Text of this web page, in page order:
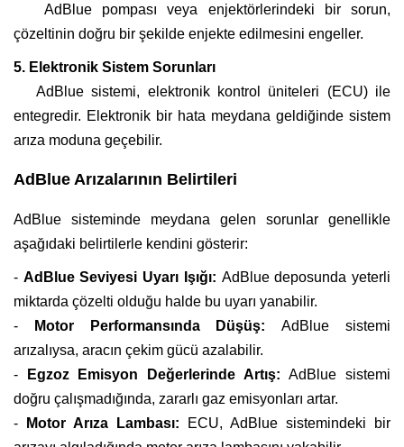
AdBlue pompası veya enjektörlerindeki bir sorun,
çözeltinin doğru bir şekilde enjekte edilmesini engeller.
5. Elektronik Sistem Sorunları
AdBlue sistemi, elektronik kontrol üniteleri (ECU) ile
entegredir. Elektronik bir hata meydana geldiğinde sistem
arıza moduna geçebilir.
AdBlue Arızalarının Belirtileri
AdBlue sisteminde meydana gelen sorunlar genellikle
aşağıdaki belirtilerle kendini gösterir:
- AdBlue Seviyesi Uyarı Işığı: AdBlue deposunda yeterli
miktarda çözelti olduğu halde bu uyarı yanabilir.
-
Motor Performansında Düşüş: AdBlue sistemi
arızalıysa, aracın çekim gücü azalabilir.
-
Egzoz Emisyon Değerlerinde Artış: AdBlue sistemi
doğru çalışmadığında, zararlı gaz emisyonları artar.
-
Motor Arıza Lambası: ECU, AdBlue sistemindeki bir